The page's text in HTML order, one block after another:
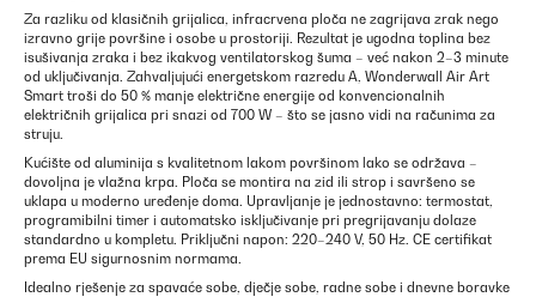
Za razliku od klasičnih grijalica, infracrvena ploča ne zagrijava zrak nego
izravno grije površine i osobe u prostoriji. Rezultat je ugodna toplina bez
isušivanja zraka i bez ikakvog ventilatorskog šuma – već nakon 2–3 minute
od uključivanja. Zahvaljujući energetskom razredu A, Wonderwall Air Art
Smart troši do 50 % manje električne energije od konvencionalnih
električnih grijalica pri snazi od 700 W – što se jasno vidi na računima za
struju.
Kućište od aluminija s kvalitetnom lakom površinom lako se održava –
dovoljna je vlažna krpa. Ploča se montira na zid ili strop i savršeno se
uklapa u moderno uređenje doma. Upravljanje je jednostavno: termostat,
programibilni timer i automatsko isključivanje pri pregrijavanju dolaze
standardno u kompletu. Priključni napon: 220–240 V, 50 Hz. CE certifikat
prema EU sigurnosnim normama.
Idealno rješenje za spavaće sobe, dječje sobe, radne sobe i dnevne boravke